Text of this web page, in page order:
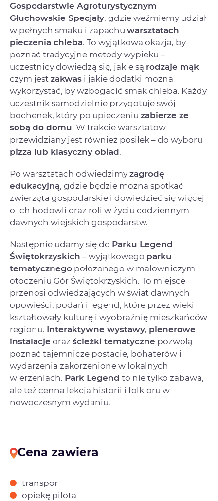
Gospodarstwie Agroturystycznym
Głuchowskie Specjały, gdzie weźmiemy udział
w pełnych smaku i zapachu warsztatach
pieczenia chleba. To wyjątkowa okazja, by
poznać tradycyjne metody wypieku –
uczestnicy dowiedzą się, jakie są rodzaje mąk,
czym jest zakwas i jakie dodatki można
wykorzystać, by wzbogacić smak chleba. Każdy
uczestnik samodzielnie przygotuje swój
bochenek, który po upieczeniu zabierze ze
sobą do domu. W trakcie warsztatów
przewidziany jest również posiłek – do wyboru
pizza lub klasyczny obiad.
Po warsztatach odwiedzimy zagrodę
edukacyjną, gdzie będzie można spotkać
zwierzęta gospodarskie i dowiedzieć się więcej
o ich hodowli oraz roli w życiu codziennym
dawnych wiejskich gospodarstw.
Następnie udamy się do Parku Legend
Świętokrzyskich – wyjątkowego parku
tematycznego położonego w malowniczym
otoczeniu Gór Świętokrzyskich. To miejsce
przenosi odwiedzających w świat dawnych
opowieści, podań i legend, które przez wieki
kształtowały kulturę i wyobraźnię mieszkańców
regionu. Interaktywne wystawy, plenerowe
instalacje oraz ścieżki tematyczne pozwolą
poznać tajemnicze postacie, bohaterów i
wydarzenia zakorzenione w lokalnych
wierzeniach. Park Legend to nie tylko zabawa,
ale też cenna lekcja historii i folkloru w
nowoczesnym wydaniu.
Cena zawiera
transpor
opiekę pilota